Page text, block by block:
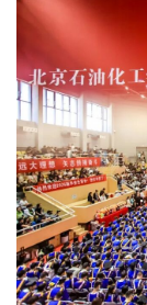
校
概
况
院
部
设